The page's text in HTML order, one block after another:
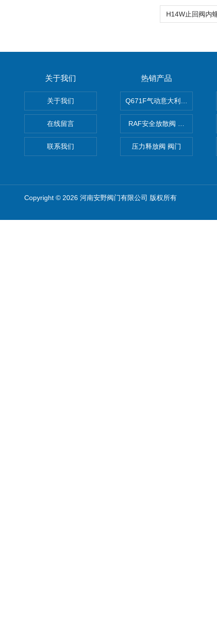
关于我们
关于我们
在线留言
联系我们
热销产品
Q671F气动意大利式薄型球阀
RAF安全放散阀 阀生产
压力释放阀 阀门
Copyright © 2026 河南安野阀门有限公司 版权所有